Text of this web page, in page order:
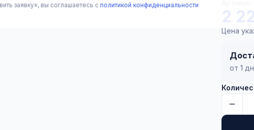
2
Цена
от 1
заявку», вы соглашаетесь сполитикой конфиденциальности